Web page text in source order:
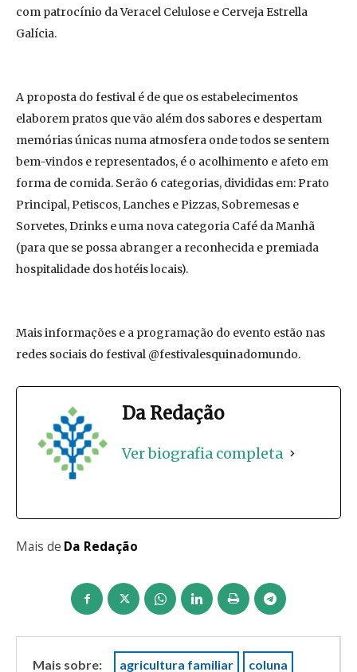
com patrocínio da Veracel Celulose e Cerveja Estrella
Galícia.
A proposta do festival é de que os estabelecimentos
elaborem pratos que vão além dos sabores e despertam
memórias únicas numa atmosfera onde todos se sentem
bem-vindos e representados, é o acolhimento e afeto em
forma de comida. Serão 6 categorias, divididas em: Prato
Principal, Petiscos, Lanches e Pizzas, Sobremesas e
Sorvetes, Drinks e uma nova categoria Café da Manhã
(para que se possa abranger a reconhecida e premiada
hospitalidade dos hotéis locais).
Mais informações e a programação do evento estão nas
redes sociais do festival @festivalesquinadomundo.
Da Redação
Ver biografia completa
Mais de Da Redação
Mais sobre: agricultura familiar coluna